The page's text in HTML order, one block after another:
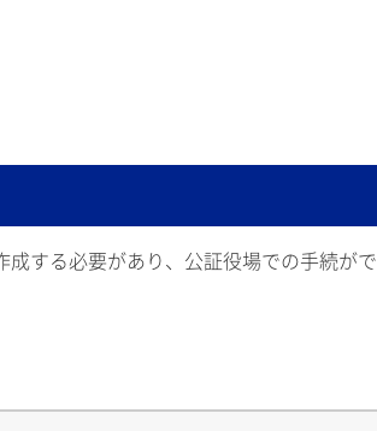
する必要があり、公証役場での手続がで